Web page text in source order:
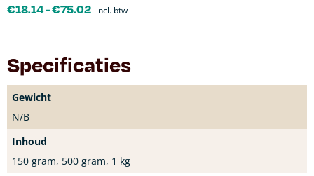
€18.14-€75.02 incl. btw
Specificaties
Gewicht
N/B
Inhoud
150 gram, 500 gram, 1 kg